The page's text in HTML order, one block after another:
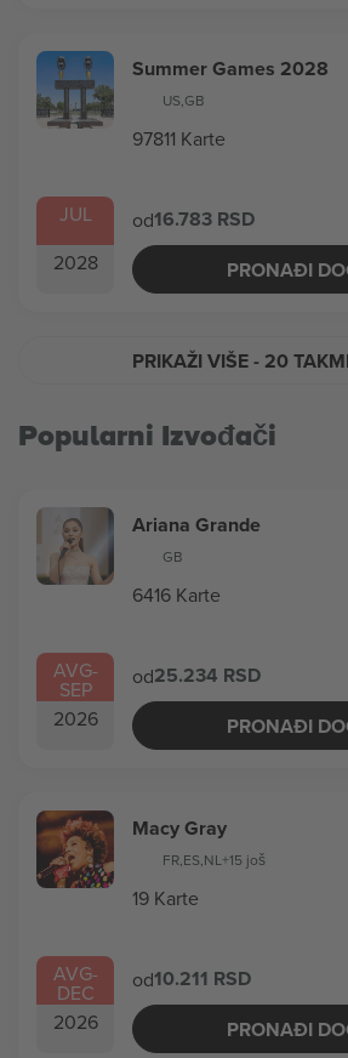
JUL
2028
Summer Games 2028
US,GB
97811 Karte
od16.783 RSD
PRONAĐI
PRIKAŽI VIŠE- 20
Popularni Izvođači
AVG-
SEP
2026
Ariana Grande
GB
6416 Karte
od25.234 RSD
PRONAĐI
AVG-
DEC
2026
Macy Gray
FR,ES,NL+15 još
19 Karte
od10.211 RSD
PRONAĐI